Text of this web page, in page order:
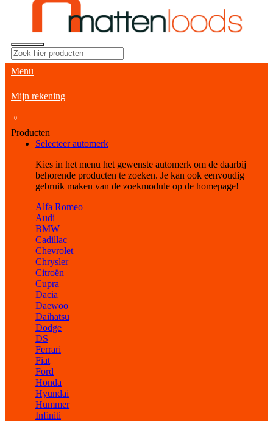
Menu
Mijn rekening
0
Producten
Selecteer automerk
Kies in het menu het gewenste automerk om de daarbij
behorende producten te zoeken. Je kan ook eenvoudig
gebruik maken van de zoekmodule op de homepage!
Alfa Romeo
Audi
BMW
Cadillac
Chevrolet
Chrysler
Citroën
Cupra
Dacia
Daewoo
Daihatsu
Dodge
DS
Ferrari
Fiat
Ford
Honda
Hyundai
Hummer
Infiniti